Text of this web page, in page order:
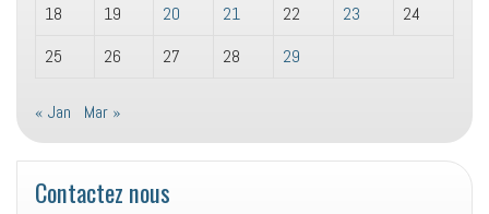
18
19 20 21 22 23
24
25
26 27 28 29
« Jan Mar »
Contactez nous